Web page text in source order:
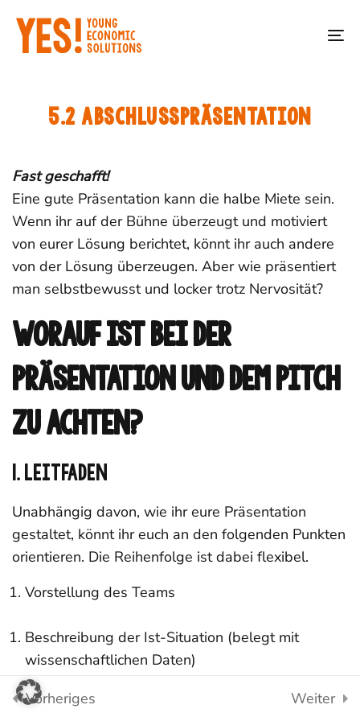
links
to
primary
YES! 2026 Lernplattform
Phase 2: Erarbeitet
eure Lösungsidee!
Stakeholder kennen!
Phase 4: Erarbeitet
euer
Geschäftsmodell!
Phase 5: Präsentiert
eure Idee!
6
5.1
Wissenschaftliches
Arbeiten
5.2
Logo
5.4 Poster
Phase 5: Teste dein
Wissen!
5 Questions
5.2 Abschlusspräsentation
Fast geschafft!
Eine gute Präsentation kann die halbe Miete sein.
Wenn ihr auf der Bühne überzeugt und motiviert
von eurer Lösung berichtet, könnt ihr auch andere
von der Lösung überzeugen. Aber wie präsentiert
man selbstbewusst und locker trotz Nervosität?
Worauf ist bei der
Präsentation und dem Pitch
zu achten?
1. Leitfaden
Unabhängig davon, wie ihr eure Präsentation
gestaltet, könnt ihr euch an den folgenden Punkten
orientieren. Die Reihenfolge ist dabei flexibel.
Vorstellung des Teams
Beschreibung der Ist-Situation (belegt mit
wissenschaftlichen Daten)
Beschreibung der Lösungsidee
Vorheriges Weiter
Schirmherrschaft:
Das YES! ist Teil der
instagram
youtube
Impressum